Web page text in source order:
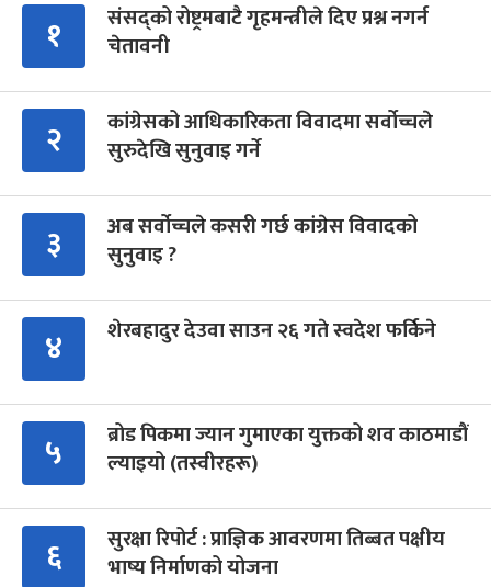
१
संसद्को रोष्ट्रमबाटै गृहमन्त्रीले दिए प्रश्न नगर्न
चेतावनी
२
कांग्रेसको आधिकारिकता विवादमा सर्वोच्चले
सुरुदेखि सुनुवाइ गर्ने
३
अब सर्वोच्चले कसरी गर्छ कांग्रेस विवादको
सुनुवाइ ?
४ शेरबहादुर देउवा साउन २६ गते स्वदेश फर्किने
५
ब्रोड पिकमा ज्यान गुमाएका युक्तको शव काठमाडौं
ल्याइयो (तस्वीरहरू)
६
सुरक्षा रिपोर्ट : प्राज्ञिक आवरणमा तिब्बत पक्षीय
भाष्य निर्माणको योजना